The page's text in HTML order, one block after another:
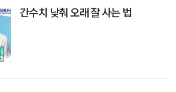
간수치 낮춰 오래 잘 사는 법